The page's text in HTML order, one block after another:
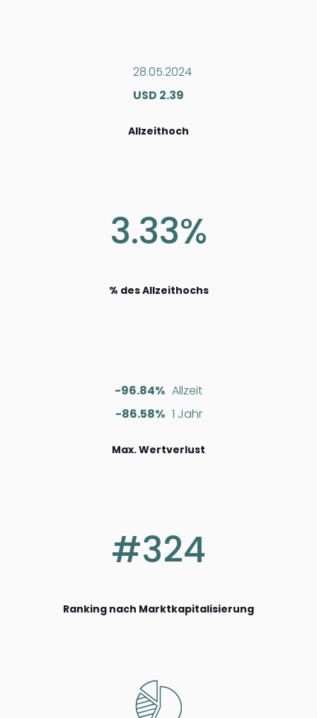
28.05.2024
USD 2.39
Allzeithoch
3.33%
% des Allzeithochs
-96.84% Allzeit
-86.58% 1 Jahr
Max. Wertverlust
#324
Ranking nach Marktkapitalisierung